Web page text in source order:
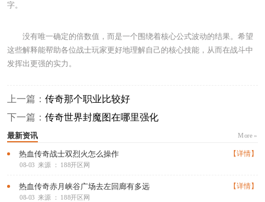
字。
没有唯一确定的倍数值，而是一个围绕着核心公式波动的结果。希望
这些解释能帮助各位战士玩家更好地理解自己的核心技能，从而在战斗中
发挥出更强的实力。
上一篇： 传奇那个职业比较好
下一篇： 传奇世界封魔图在哪里强化
最新资讯 More »
热血传奇战士双烈火怎么操作
08-03 来源 ： 188开区网
【详情】
热血传奇赤月峡谷广场去左回廊有多远
08-03 来源 ： 188开区网
【详情】